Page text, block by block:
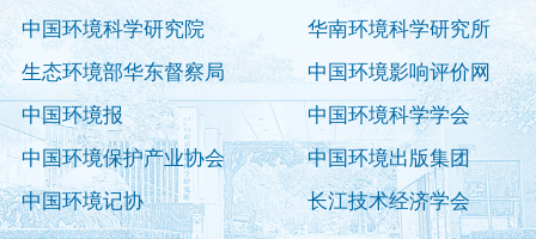
中国环境科学研究院
华南环境科学研究所
生态环境部华东督察局
中国环境影响评价网
中国环境报
中国环境科学学会
中国环境保护产业协会
中国环境出版集团
中国环境记协
长江技术经济学会